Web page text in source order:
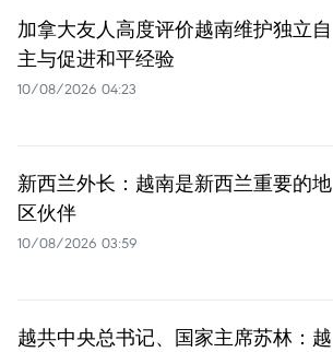
加拿大友人高度评价越南维护独立自
主与促进和平经验
10/08/2026 04:23
新西兰外长：越南是新西兰重要的地
区伙伴
10/08/2026 03:59
越共中央总书记、国家主席苏林：越